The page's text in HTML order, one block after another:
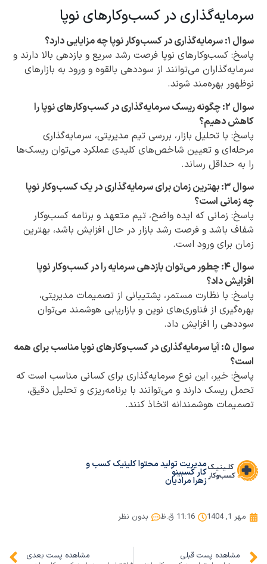
سرمایه‌گذاری در کسب‌وکارهای نوپا
سوال ۱: سرمایه‌گذاری در کسب‌وکار نوپا چه مزایایی دارد؟
پاسخ: کسب‌وکارهای نوپا فرصت رشد سریع و بازدهی بالا دارند و
سرمایه‌گذاران می‌توانند از سوددهی بالقوه و ورود به بازارهای
نوظهور بهره‌مند شوند.
سوال ۲: چگونه ریسک سرمایه‌گذاری در کسب‌وکارهای نوپا را
کاهش دهیم؟
پاسخ: با تحلیل بازار، بررسی تیم مدیریتی، سرمایه‌گذاری
مرحله‌ای و تعیین شاخص‌های کلیدی عملکرد می‌توان ریسک‌ها
را به حداقل رساند.
سوال ۳: بهترین زمان برای سرمایه‌گذاری در یک کسب‌وکار نوپا
چه زمانی است؟
پاسخ: زمانی که ایده واضح، تیم متعهد و برنامه کسب‌وکار
شفاف باشد و فرصت رشد بازار در حال افزایش باشد، بهترین
زمان برای ورود است.
سوال ۴: چطور می‌توان بازدهی سرمایه را در کسب‌وکار نوپا
افزایش داد؟
پاسخ: با نظارت مستمر، پشتیبانی از تصمیمات مدیریتی،
بهره‌گیری از فناوری‌های نوین و بازاریابی هوشمند می‌توان
سوددهی را افزایش داد.
سوال ۵: آیا سرمایه‌گذاری در کسب‌وکارهای نوپا مناسب برای همه
است؟
پاسخ: خیر، این نوع سرمایه‌گذاری برای کسانی مناسب است که
تحمل ریسک دارند و می‌توانند با برنامه‌ریزی و تحلیل دقیق،
تصمیمات هوشمندانه اتخاذ کنند.
مدیریت تولید محتوا کلینیک کسب و
کار کسبینو
زهرا مرادیان
مهر 1, 1404 11:16 ق.ظ بدون نظر
مشاهده پست قبلی مشاهده پست بعدی